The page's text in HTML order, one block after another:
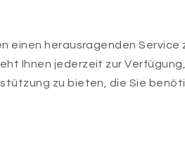
einen herausragenden Service
Ihnen jederzeit zur Verfügung,
zu bieten, die Sie